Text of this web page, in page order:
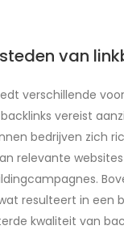
van
verschillende
vereist
bedrijven zich
relevante
resulteert in een
kwaliteit van